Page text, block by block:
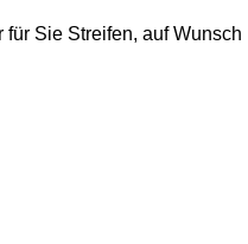
Sie Streifen, auf Wunsch